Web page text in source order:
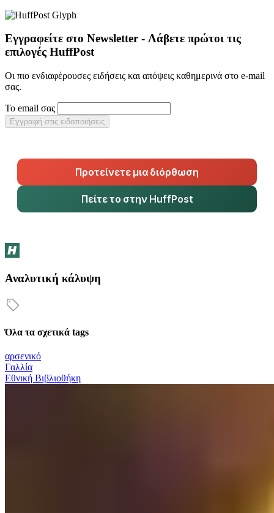
Εγγραφείτε στο Newsletter - Λάβετε πρώτοι τις
επιλογές HuffPost
Οι πιο ενδιαφέρουσες ειδήσεις και απόψεις καθημερινά στο e-mail
σας.
Το email σας
Εγγραφή στις ειδοποιήσεις
Προτείνετε μια διόρθωση
Πείτε το στην HuffPost
Αναλυτική κάλυψη
Όλα τα σχετικά tags
αρσενικό
Γαλλία
Εθνική Βιβλιοθήκη